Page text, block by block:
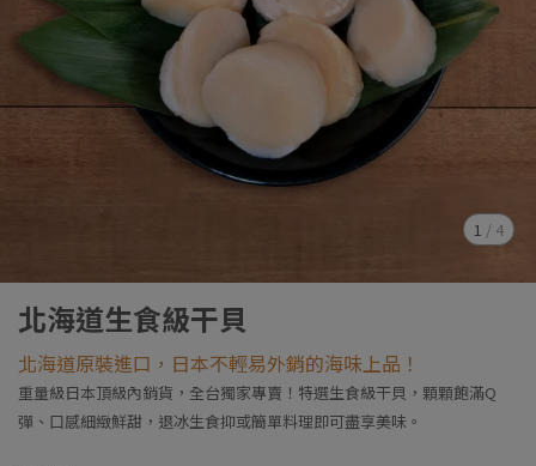
1 / 4
北海道生食級干貝
北海道原裝進口，日本不輕易外銷的海味上品！
重量級日本頂級內銷貨，全台獨家專賣！特選生食級干貝，顆顆飽滿Q
彈、口感細緻鮮甜，退冰生食抑或簡單料理即可盡享美味。